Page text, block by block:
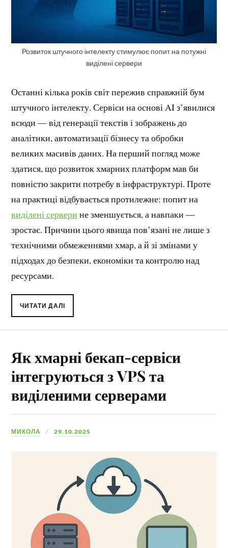
Розвиток штучного інтелекту стимулює попит на потужні
виділені сервери
Останні кілька років світ пережив справжній бум
штучного інтелекту. Сервіси на основі AI з’явилися
всюди — від генерації текстів і зображень до
аналітики, автоматизації бізнесу та обробки
великих масивів даних. На перший погляд може
здатися, що розвиток хмарних платформ мав би
повністю закрити потребу в інфраструктурі. Проте
на практиці відбувається протилежне: попит на
виділені сервери не зменшується, а навпаки —
зростає. Причини цього явища пов’язані не лише з
технічними обмеженнями хмар, а й зі змінами у
підходах до безпеки, економіки та контролю над
ресурсами.
ЧИТАТИ ДАЛІ
Як хмарні бекап-сервіси
інтегруються з VPS та
виділеними серверами
МИКОЛА 29.10.2025